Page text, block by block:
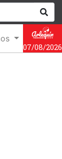
07/08/2026